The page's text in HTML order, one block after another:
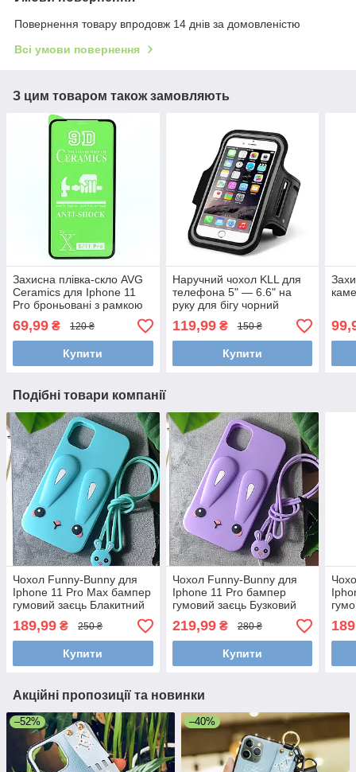
Повернення товару впродовж 14 днів за домовленістю
Всі умови повернення
З цим товаром також замовляють
Захисна плівка-скло AVG
Ceramics для Iphone 11
Pro броньовані з рамкою
Black
69,99 ₴ 120 ₴
Купити
Наручний чохол KLL для
телефона 5" — 6.6" на
руку для бігу чорний
119,99₴ 150 ₴
Купити
Подібні товари компанії
Чохол Funny-Bunny для
Iphone 11 Pro Max бампер
гумовий заєць Блакитний
189,99 ₴ 250 ₴
Купити
Чохол Funny-Bunny для
Iphone 11 Pro бампер
гумовий заєць Бузковий
219,99₴ 280 ₴
Купити
Акційні пропозиції та новинки
–52% –40%